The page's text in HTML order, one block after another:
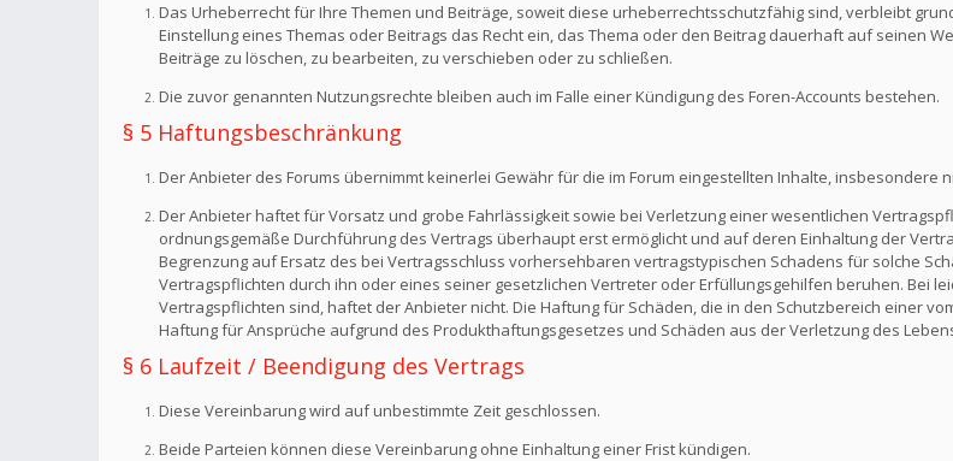
Das Urheberrecht für Ihre Themen und Beiträge, soweit diese urheberrechtsschutzfähig sind, verbleibt
Einstellung eines Themas oder Beitrags das Recht ein, das Thema oder den Beitrag dauerhaft auf seinen
Beiträge zu löschen, zu bearbeiten, zu verschieben oder zu schließen.
Die zuvor genannten Nutzungsrechte bleiben auch im Falle einer Kündigung des Foren-Accounts bestehen.
§ 5 Haftungsbeschränkung
Der Anbieter des Forums übernimmt keinerlei Gewähr für die im Forum eingestellten Inhalte, insbesondere
Der Anbieter haftet für Vorsatz und grobe Fahrlässigkeit sowie bei Verletzung einer wesentlichen
ordnungsgemäße Durchführung des Vertrags überhaupt erst ermöglicht und auf deren Einhaltung der
Begrenzung auf Ersatz des bei Vertragsschluss vorhersehbaren vertragstypischen Schadens für solche
Vertragspflichten durch ihn oder eines seiner gesetzlichen Vertreter oder Erfüllungsgehilfen beruhen. Bei
Vertragspflichten sind, haftet der Anbieter nicht. Die Haftung für Schäden, die in den Schutzbereich einer
Haftung für Ansprüche aufgrund des Produkthaftungsgesetzes und Schäden aus der Verletzung des
§ 6 Laufzeit / Beendigung des Vertrags
Diese Vereinbarung wird auf unbestimmte Zeit geschlossen.
Beide Parteien können diese Vereinbarung ohne Einhaltung einer Frist kündigen.